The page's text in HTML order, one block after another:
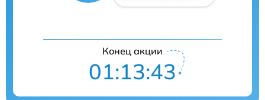
Конец акции
01:13:42